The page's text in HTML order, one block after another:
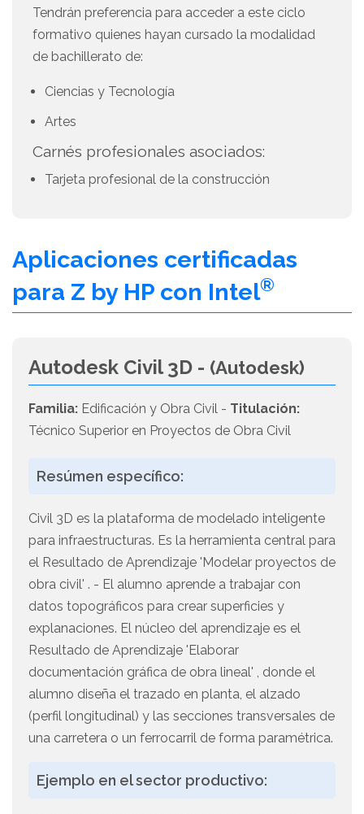
Tendrán preferencia para acceder a este ciclo
formativo quienes hayan cursado la modalidad
de bachillerato de:
Ciencias y Tecnología
Artes
Carnés profesionales asociados:
Tarjeta profesional de la construcción
Aplicaciones certificadas
para Z by HP con Intel®
Autodesk Civil 3D - (Autodesk)
Familia: Edificación y Obra Civil - Titulación:
Técnico Superior en Proyectos de Obra Civil
Resúmen específico:
Civil 3D es la plataforma de modelado inteligente
para infraestructuras. Es la herramienta central para
el Resultado de Aprendizaje 'Modelar proyectos de
obra civil' . - El alumno aprende a trabajar con
datos topográficos para crear superficies y
explanaciones. El núcleo del aprendizaje es el
Resultado de Aprendizaje 'Elaborar
documentación gráfica de obra lineal' , donde el
alumno diseña el trazado en planta, el alzado
(perfil longitudinal) y las secciones transversales de
una carretera o un ferrocarril de forma paramétrica.
Ejemplo en el sector productivo: